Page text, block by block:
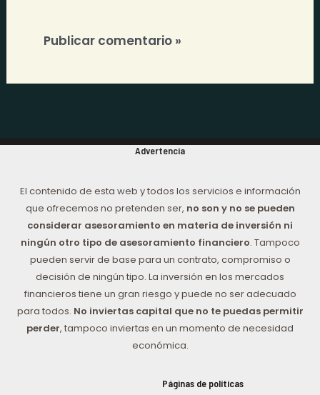
Advertencia
El contenido de esta web y todos los servicios e información
que ofrecemos no pretenden ser, no son y no se pueden
considerar asesoramiento en materia de inversión ni
ningún otro tipo de asesoramiento financiero. Tampoco
pueden servir de base para un contrato, compromiso o
decisión de ningún tipo. La inversión en los mercados
financieros tiene un gran riesgo y puede no ser adecuado
para todos. No inviertas capital que no te puedas permitir
perder, tampoco inviertas en un momento de necesidad
económica.
Páginas de políticas